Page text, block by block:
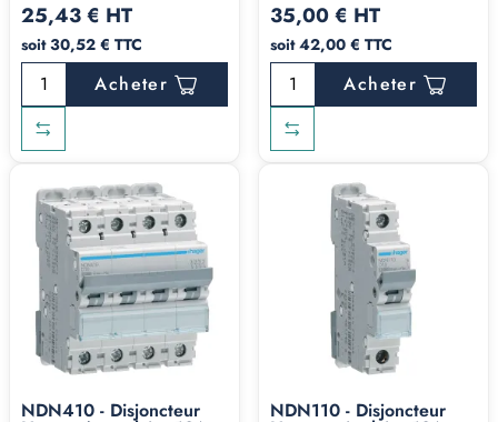
25,43 € HT
soit 30,52 € TTC
Acheter
35,00 € HT
soit 42,00 € TTC
Acheter
NDN410 - Disjoncteur NDN110 - Disjoncteur